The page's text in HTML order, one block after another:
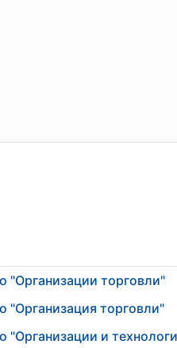
"Организации торговли"
"Организация торговли"
"Организации и